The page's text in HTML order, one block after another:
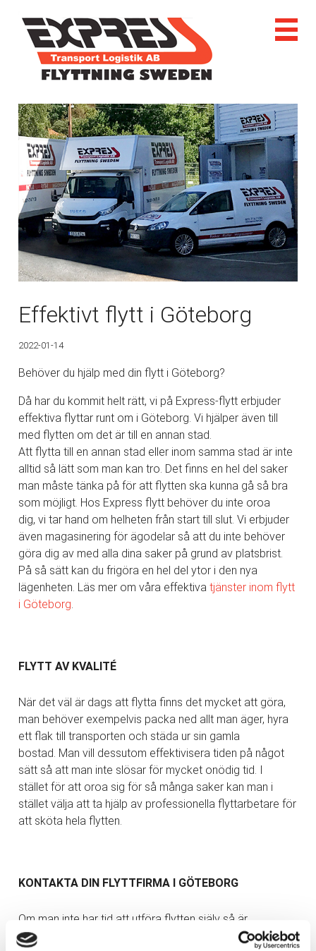
Effektivt flytt i Göteborg
2022-01-14
Behöver du hjälp med din flytt i Göteborg?
Då har du kommit helt rätt, vi på Express-flytt erbjuder
effektiva flyttar runt om i Göteborg. Vi hjälper även till
med flytten om det är till en annan stad.
Att flytta till en annan stad eller inom samma stad är inte
alltid så lätt som man kan tro. Det finns en hel del saker
man måste tänka på för att flytten ska kunna gå så bra
som möjligt. Hos Express flytt behöver du inte oroa
dig, vi tar hand om helheten från start till slut. Vi erbjuder
även magasinering för ägodelar så att du inte behöver
göra dig av med alla dina saker på grund av platsbrist.
På så sätt kan du frigöra en hel del ytor i den nya
lägenheten. Läs mer om våra effektiva tjänster inom flytt
i Göteborg
FLYTT AV KVALITÉ
När det väl är dags att flytta finns det mycket att göra,
man behöver exempelvis packa ned allt man äger, hyra
ett flak till transporten och städa ur sin gamla
bostad. Man vill dessutom effektivisera tiden på något
sätt så att man inte slösar för mycket onödig tid. I
stället för att oroa sig för så många saker kan man i
stället välja att ta hjälp av professionella flyttarbetare för
att sköta hela flytten.
KONTAKTA DIN FLYTTFIRMA I GÖTEBORG
Om man inte har tid att utföra flytten själv så är
det mer gynnsamt att ta kontakt med en flyttfirma. Dels